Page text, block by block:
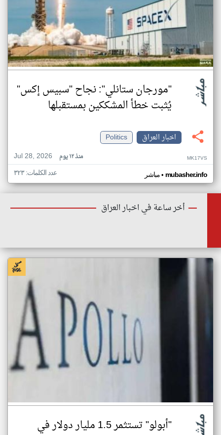
"مورجان ستانلي": نجاح "سبيس إكس"
يُثبت خطأ المشككين بمستقبلها
اخبار العراق
Politics
Jul 28, 2026
منذ ١٢ يوم MK17VS
مباشر• mubasher.info عدد الكلمات: ٣٢٣
أخر ساعة في اخبار العراق
"أبولو" تستثمر 1.5 مليار دولار في